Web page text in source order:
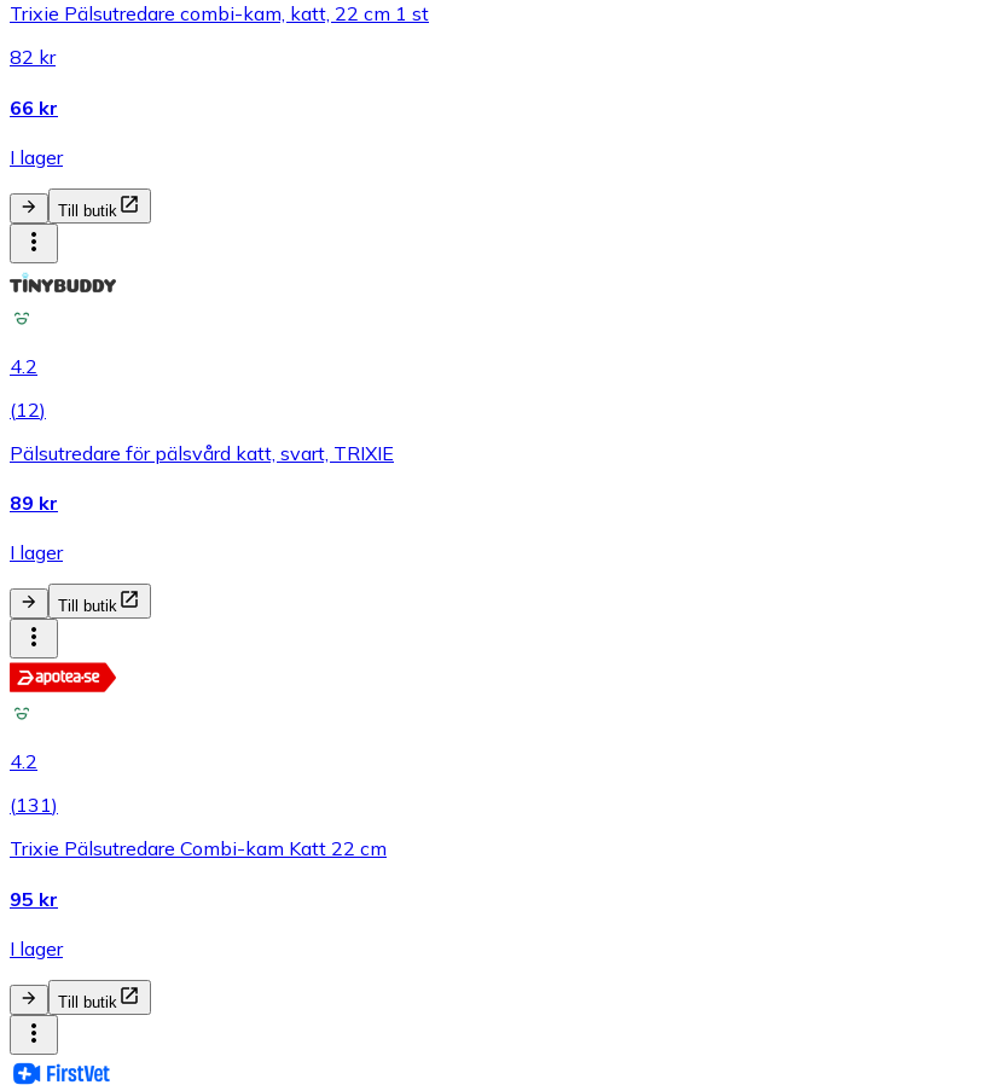
Trixie Pälsutredare combi-kam, katt, 22 cm 1 st
82 kr
66 kr
I lager
Till butik
4.2
(12)
Pälsutredare för pälsvård katt, svart, TRIXIE
89 kr
I lager
Till butik
4.2
(131)
Trixie Pälsutredare Combi-kam Katt 22 cm
95 kr
I lager
Till butik